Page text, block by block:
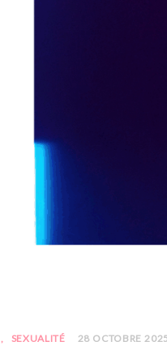
SEXUALITÉ 28 OCTOBRE